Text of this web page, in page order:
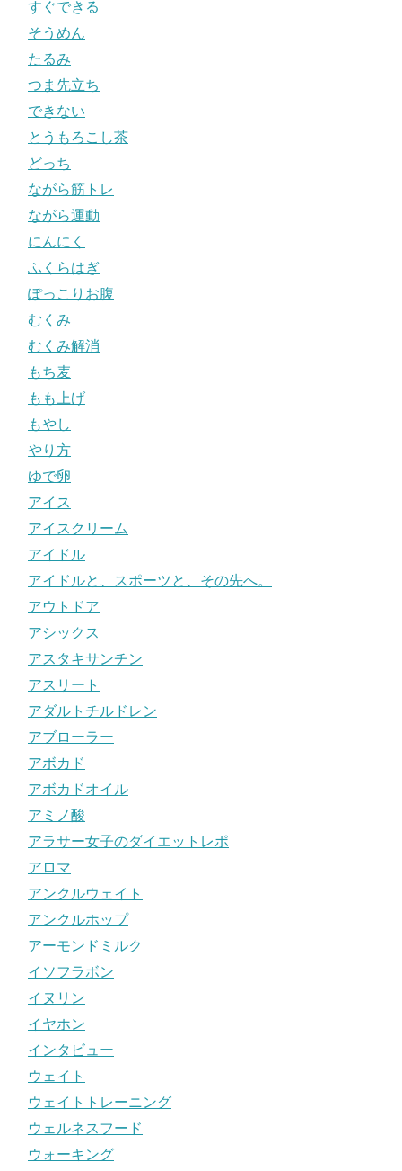
すぐできる
そうめん
たるみ
つま先立ち
できない
とうもろこし茶
どっち
ながら筋トレ
ながら運動
にんにく
ふくらはぎ
ぽっこりお腹
むくみ
むくみ解消
もち麦
もも上げ
もやし
やり方
ゆで卵
アイス
アイスクリーム
アイドル
アイドルと、スポーツと、その先へ。
アウトドア
アシックス
アスタキサンチン
アスリート
アダルトチルドレン
アブローラー
アボカド
アボカドオイル
アミノ酸
アラサー女子のダイエットレポ
アロマ
アンクルウェイト
アンクルホップ
アーモンドミルク
イソフラボン
イヌリン
イヤホン
インタビュー
ウェイト
ウェイトトレーニング
ウェルネスフード
ウォーキング